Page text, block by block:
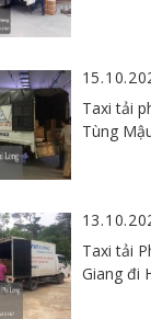
Taxi tải
Tùng
Taxi tải
Giang đi